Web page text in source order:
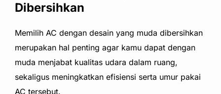
Dibersihkan
Memilih AC dengan desain yang muda dibersihkan
merupakan hal penting agar kamu dapat dengan
muda menjabat kualitas udara dalam ruang,
sekaligus meningkatkan efisiensi serta umur pakai
AC tersebut.